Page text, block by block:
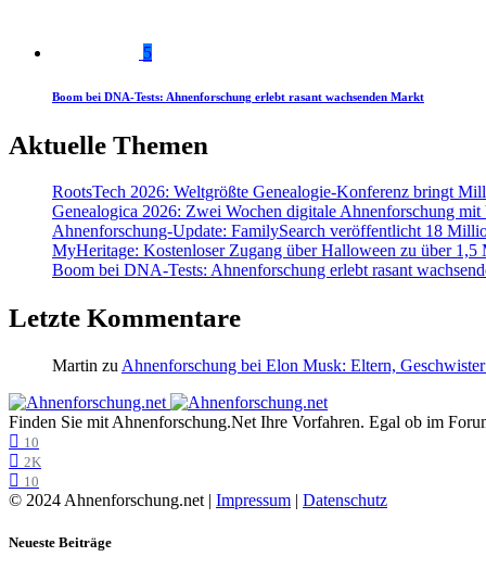
5
Boom bei DNA-Tests: Ahnenforschung erlebt rasant wachsenden Markt
Aktuelle Themen
RootsTech 2026: Weltgrößte Genealogie-Konferenz bringt
Genealogica 2026: Zwei Wochen digitale Ahnenforschung
Ahnenforschung-Update: FamilySearch veröffentlicht 18
MyHeritage: Kostenloser Zugang über Halloween zu über 1,5
Boom bei DNA-Tests: Ahnenforschung erlebt rasant
Letzte Kommentare
Martin zu Ahnenforschung bei Elon Musk: Eltern,
Finden Sie mit Ahnenforschung.Net Ihre Vorfahren. Egal ob im
10
2K
10
© 2024 Ahnenforschung.net | Impressum | Datenschutz
Neueste Beiträge